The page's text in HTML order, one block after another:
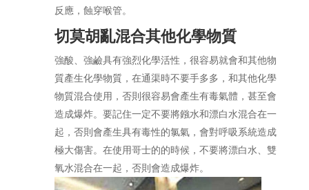
反應，蝕穿喉管。
切莫胡亂混合其他化學物質
強酸、強鹼具有強烈化學活性，很容易就會和其他物
質產生化學物質，在通渠時不要手多多，和其他化學
物質混合使用，否則很容易會產生有毒氣體，甚至會
造成爆炸。要記住一定不要將鏹水和漂白水混合在一
起，否則會產生具有毒性的氯氣，會對呼吸系統造成
極大傷害。在使用哥士的的時候，不要將漂白水、雙
氧水混合在一起，否則會造成爆炸。